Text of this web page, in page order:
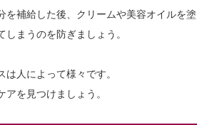
を補給した後、クリームや美容オイルを
まうのを防ぎましょう。
人によって様々です。
を見つけましょう。